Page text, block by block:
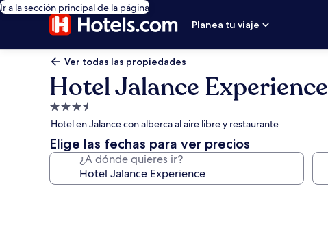
Ir a la sección principal de la página
Planea tu viaje
Ver todas las propiedades
Hotel Jalance Experience
Propiedad
de
3.5
estrellas
Hotel en Jalance con alberca al aire libre y restaurante
Elige las fechas para ver precios
¿A dónde quieres ir?